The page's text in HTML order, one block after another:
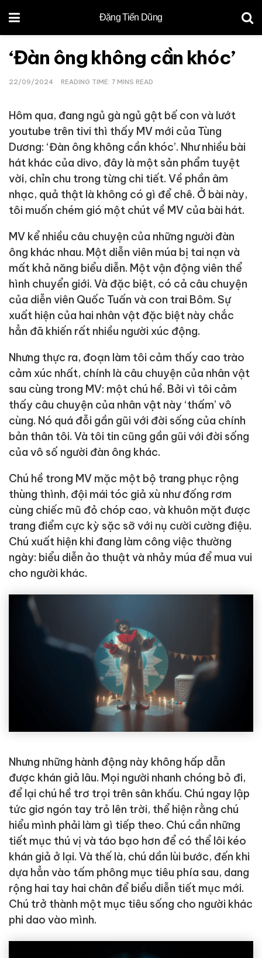
Đặng Tiến Dũng
‘Đàn ông không cần khóc’
22/09/2024 READING TIME: 7 MINS READ
Hôm qua, đang ngủ gà ngủ gật bế con và lướt
youtube trên tivi thì thấy MV mới của Tùng
Dương: ‘Đàn ông không cần khóc’. Như nhiều bài
hát khác của divo, đây là một sản phẩm tuyệt
vời, chỉn chu trong từng chi tiết. Về phần âm
nhạc, quả thật là không có gì để chê. Ở bài này,
tôi muốn chém gió một chút về MV của bài hát.
MV kể nhiều câu chuyện của những người đàn
ông khác nhau. Một diễn viên múa bị tai nạn và
mất khả năng biểu diễn. Một vận động viên thể
hình chuyển giới. Và đặc biệt, có cả câu chuyện
của diễn viên Quốc Tuấn và con trai Bôm. Sự
xuất hiện của hai nhân vật đặc biệt này chắc
hẳn đã khiến rất nhiều người xúc động.
Nhưng thực ra, đoạn làm tôi cảm thấy cao trào
cảm xúc nhất, chính là câu chuyện của nhân vật
sau cùng trong MV: một chú hề. Bởi vì tôi cảm
thấy câu chuyện của nhân vật này ‘thấm’ vô
cùng. Nó quá đỗi gần gũi với đời sống của chính
bản thân tôi. Và tôi tin cũng gần gũi với đời sống
của vô số người đàn ông khác.
Chú hề trong MV mặc một bộ trang phục rộng
thùng thình, đội mái tóc giả xù như đống rơm
cùng chiếc mũ đỏ chóp cao, và khuôn mặt được
trang điểm cực kỳ sặc sỡ với nụ cười cường điệu.
Chú xuất hiện khi đang làm công việc thường
ngày: biểu diễn ảo thuật và nhảy múa để mua vui
cho người khác.
Nhưng những hành động này không hấp dẫn
được khán giả lâu. Mọi người nhanh chóng bỏ đi,
để lại chú hề trơ trọi trên sân khấu. Chú ngay lập
tức giơ ngón tay trỏ lên trời, thể hiện rằng chú
hiểu mình phải làm gì tiếp theo. Chú cần những
tiết mục thú vị và táo bạo hơn để có thể lôi kéo
khán giả ở lại. Và thế là, chú dần lùi bước, đến khi
dựa hẳn vào tấm phông mục tiêu phía sau, dang
rộng hai tay hai chân để biểu diễn tiết mục mới.
Chú trở thành một mục tiêu sống cho người khác
phi dao vào mình.